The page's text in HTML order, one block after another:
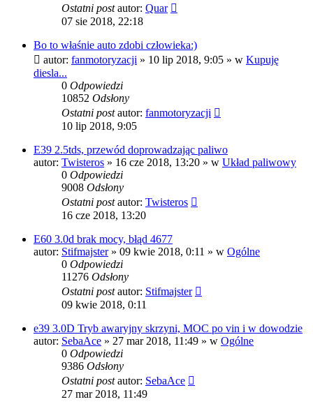
Ostatni postautor: Quar
07 sie 2018, 22:18
Bo to właśnie auto zdobi człowieka:)
autor: fanmotoryzacji » 10 lip 2018, 9:05 » w Kupuję
diesla...
0 Odpowiedzi
10852 Odsłony
Ostatni postautor: fanmotoryzacji
10 lip 2018, 9:05
E39 2.5tds, przewód doprowadzając paliwo
autor: Twisteros » 16 cze 2018, 13:20 » w Układ paliwowy
0 Odpowiedzi
9008 Odsłony
Ostatni postautor: Twisteros
16 cze 2018, 13:20
E60 3.0d brak mocy, błąd 4677
autor: Stifmajster» 09 kwie 2018, 0:11 » w Ogólne
0 Odpowiedzi
11276 Odsłony
Ostatni postautor: Stifmajster
09 kwie 2018, 0:11
e39 3.0D Tryb awaryjny skrzyni, MOC po vin i w dowodzie
autor: SebaAce » 27 mar 2018, 11:49 » w Ogólne
0 Odpowiedzi
9386 Odsłony
Ostatni postautor: SebaAce
27 mar 2018, 11:49